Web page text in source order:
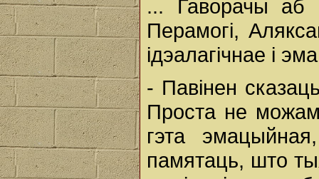
... Гаворачы аб
Перамогі,
ідэалагічнае і
- Павінен
Проста не
гэта
памятаць, што